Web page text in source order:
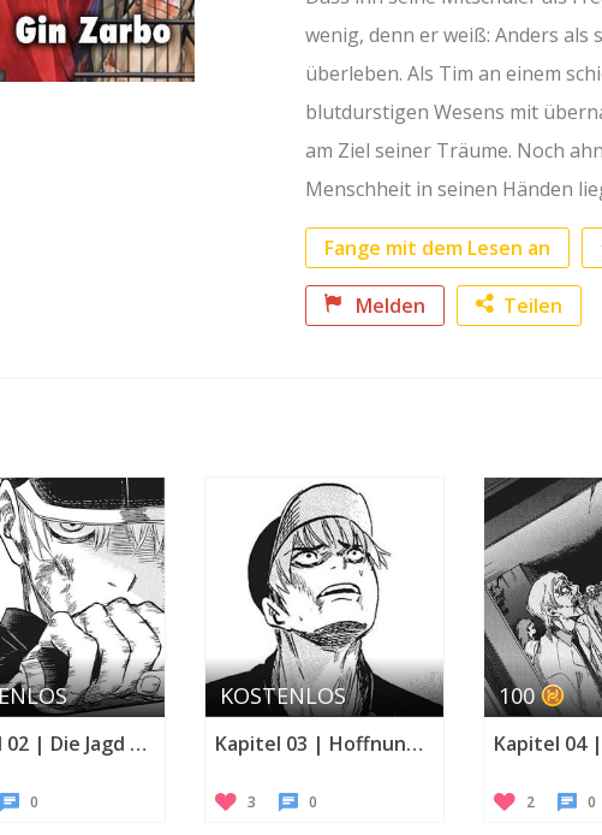
wenig, denn er weiß: Anders als
überleben. Als Tim an einem
blutdurstigen Wesens mit
am Ziel seiner Träume. Noch
Menschheit in seinen Händen
Fange mit dem Lesen an
Teilen
Melden
Kapitel 02 | Die Jagd beginnt!
0
KOSTENLOS
Kapitel 03 | Hoffnungsschimmer
3 0
100
2 0